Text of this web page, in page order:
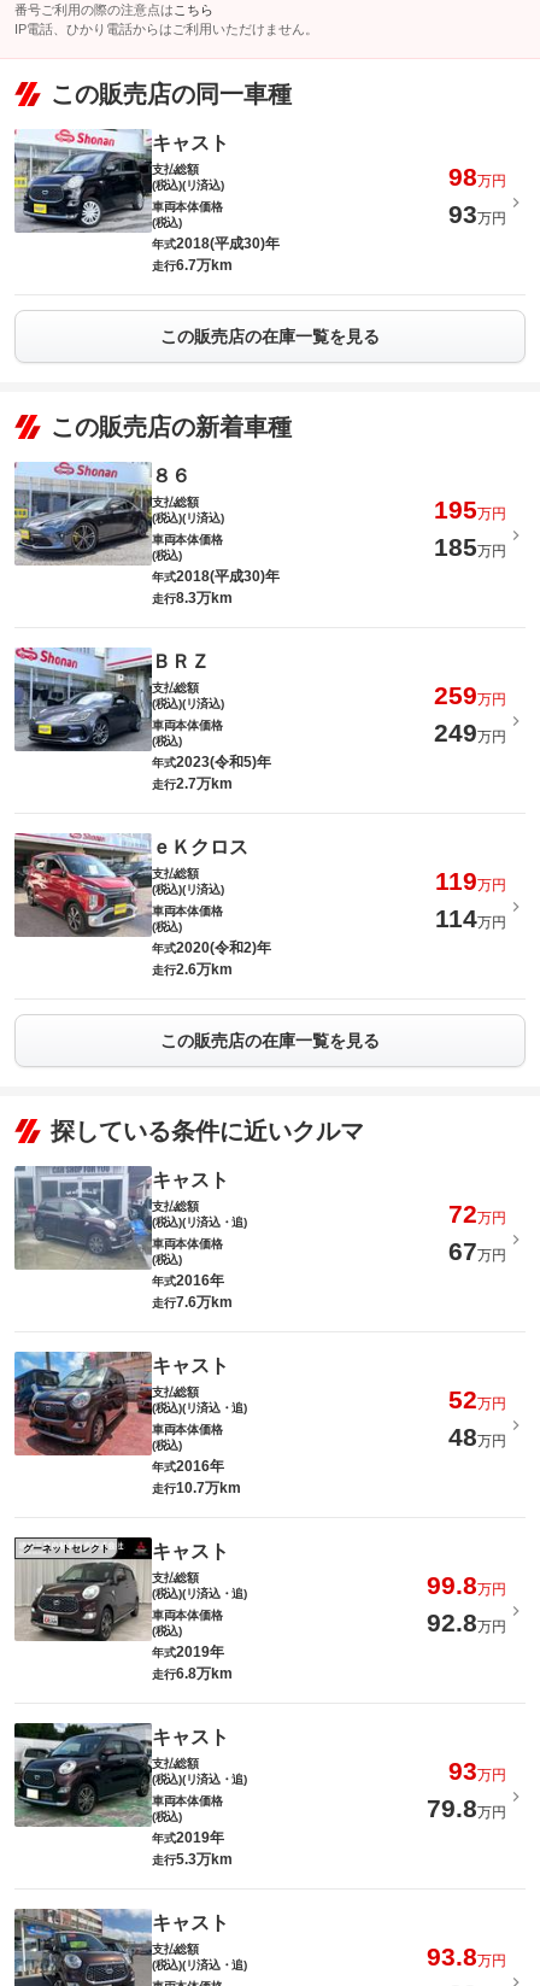
番号ご利用の際の注意点は こちら
IP電話、ひかり電話からはご利用いただけません。
この販売店の同一車種
キャスト
支払総額
(税込)(リ済込)
98万円
車両本体価格
(税込)
93万円
年式2018(平成30)年
走行6.7万km
この販売店の在庫一覧を見る
この販売店の新着車種
８６
支払総額
(税込)(リ済込)
195万円
車両本体価格
(税込)
185万円
年式2018(平成30)年
走行8.3万km
ＢＲＺ
支払総額
(税込)(リ済込)
259万円
車両本体価格
(税込)
249万円
年式2023(令和5)年
走行2.7万km
ｅＫクロス
支払総額
(税込)(リ済込)
119万円
車両本体価格
(税込)
114万円
年式2020(令和2)年
走行2.6万km
この販売店の在庫一覧を見る
探している条件に近いクルマ
キャスト
支払総額
(税込)(リ済込・追)
72万円
車両本体価格
(税込)
67万円
年式2016年
走行7.6万km
キャスト
支払総額
(税込)(リ済込・追)
52万円
車両本体価格
(税込)
48万円
年式2016年
走行10.7万km
グーネットセレクト キャスト
支払総額
(税込)(リ済込・追)
99.8万円
車両本体価格
(税込)
92.8万円
年式2019年
走行6.8万km
キャスト
支払総額
(税込)(リ済込・追)
93万円
車両本体価格
(税込)
79.8万円
年式2019年
走行5.3万km
キャスト
支払総額
(税込)(リ済込・追)
93.8万円